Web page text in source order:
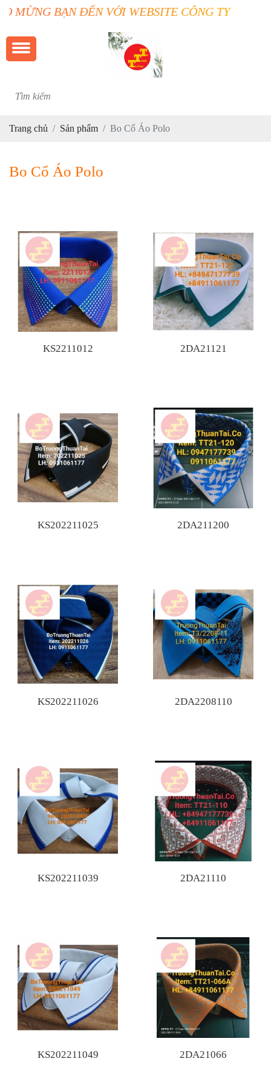
BẠN ĐẾN VỚI WEBSITE CÔNG TY TRƯỜNG
Trang chủ Sản phẩm Bo Cổ Áo Polo
Bo Cổ Áo Polo
KS2211012 2DA21121
KS202211025 2DA211200
KS202211026 2DA2208110
KS202211039 2DA21110
KS202211049 2DA21066